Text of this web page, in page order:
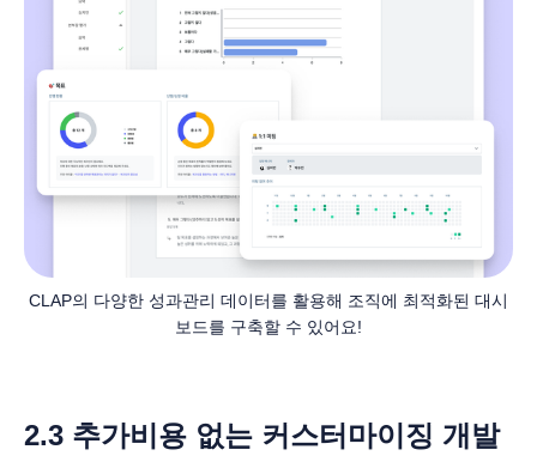
CLAP의 다양한 성과관리 데이터를 활용해 조직에 최적화된 대시
보드를 구축할 수 있어요!
2.3 추가비용 없는 커스터마이징 개발